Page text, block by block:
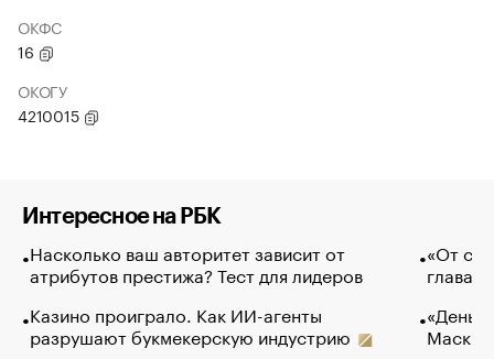
ОКФС
16
ОКОГУ
4210015
Интересное на РБК
Насколько ваш авторитет зависит от
атрибутов престижа? Тест для лидеров
Казино проиграло. Как ИИ-агенты
разрушают букмекерскую индустрию
«От
глава
Маск в